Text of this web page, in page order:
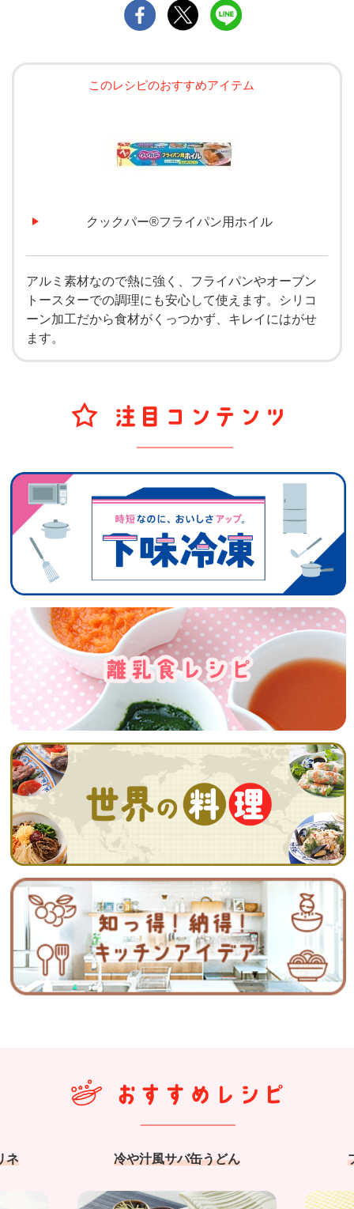
このレシピのおすすめアイテム
クックパー®フライパン用ホイル
アルミ素材なので熱に強く、フライパンやオーブン
トースターでの調理にも安心して使えます。シリコ
ーン加工だから食材がくっつかず、キレイにはがせ
ます。
ネ 冷や汁風サバ缶うどん